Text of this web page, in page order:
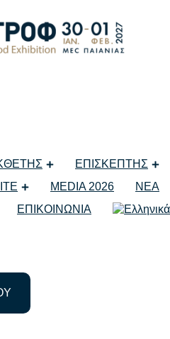
ΕΠΙΣΚΕΠΤΗΣ
MEDIA 2026
ΝΕΑ
ΕΠΙΚΟΙΝΩΝΙΑ